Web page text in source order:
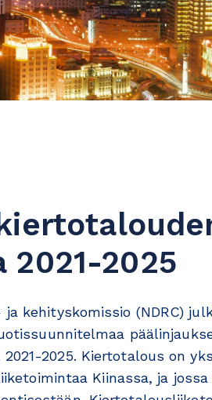
2021-2025
kehityskomissio (NDRC)
2021-2025. Kiertotalous on
Kiinassa, ja